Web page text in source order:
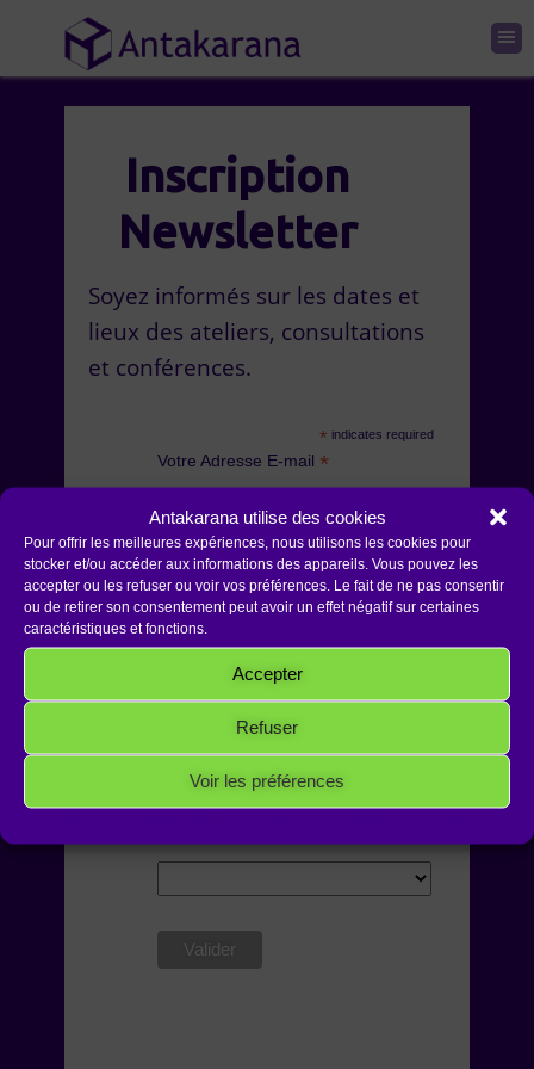
Antakarana utilise des cookies
Pour offrir les meilleures expériences, nous utilisons les cookies pour
stocker et/ou accéder aux informations des appareils. Vous pouvez les
accepter ou les refuser ou voir vos préférences. Le fait de ne pas consentir
ou de retirer son consentement peut avoir un effet négatif sur certaines
caractéristiques et fonctions.
Accepter
Refuser
Voir les préférences
Inscription
Newsletter
Soyez informés sur les dates et
lieux des ateliers, consultations
et conférences.
* indicates required
Votre Adresse E-mail *
Votre Prénom*
Votre Nom